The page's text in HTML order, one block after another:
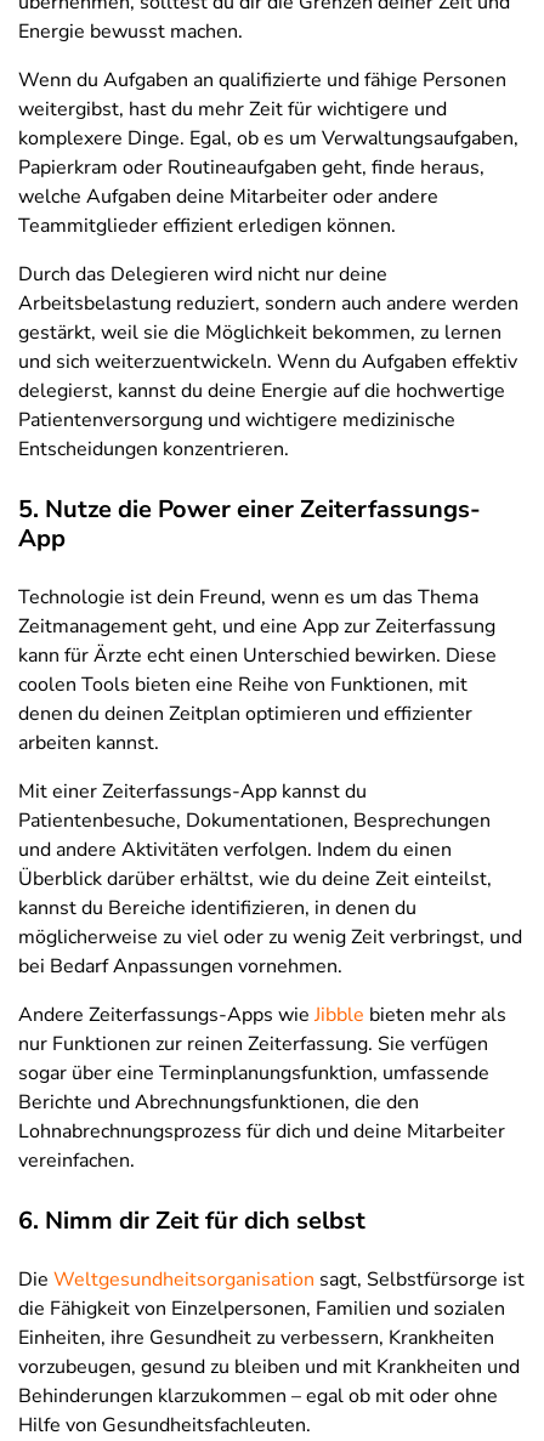
Energie bewusst machen.
Wenn du Aufgaben an qualifizierte und fähige Personen
weitergibst, hast du mehr Zeit für wichtigere und
komplexere Dinge. Egal, ob es um Verwaltungsaufgaben,
Papierkram oder Routineaufgaben geht, finde heraus,
welche Aufgaben deine Mitarbeiter oder andere
Teammitglieder effizient erledigen können.
Durch das Delegieren wird nicht nur deine
Arbeitsbelastung reduziert, sondern auch andere werden
gestärkt, weil sie die Möglichkeit bekommen, zu lernen
und sich weiterzuentwickeln. Wenn du Aufgaben effektiv
delegierst, kannst du deine Energie auf die hochwertige
Patientenversorgung und wichtigere medizinische
Entscheidungen konzentrieren.
5. Nutze die Power einer Zeiterfassungs-
App
Technologie ist dein Freund, wenn es um das Thema
Zeitmanagement geht, und eine App zur Zeiterfassung
kann für Ärzte echt einen Unterschied bewirken. Diese
coolen Tools bieten eine Reihe von Funktionen, mit
denen du deinen Zeitplan optimieren und effizienter
arbeiten kannst.
Mit einer Zeiterfassungs-App kannst du
Patientenbesuche, Dokumentationen, Besprechungen
und andere Aktivitäten verfolgen. Indem du einen
Überblick darüber erhältst, wie du deine Zeit einteilst,
kannst du Bereiche identifizieren, in denen du
möglicherweise zu viel oder zu wenig Zeit verbringst, und
bei Bedarf Anpassungen vornehmen.
Andere Zeiterfassungs-Apps wieJibble bieten mehr als
nur Funktionen zur reinen Zeiterfassung. Sie verfügen
sogar über eine Terminplanungsfunktion, umfassende
Berichte und Abrechnungsfunktionen, die den
Lohnabrechnungsprozess für dich und deine Mitarbeiter
vereinfachen.
6. Nimm dir Zeit für dich selbst
Die Weltgesundheitsorganisation sagt, Selbstfürsorge ist
die Fähigkeit von Einzelpersonen, Familien und sozialen
Einheiten, ihre Gesundheit zu verbessern, Krankheiten
vorzubeugen, gesund zu bleiben und mit Krankheiten und
Behinderungen klarzukommen – egal ob mit oder ohne
Hilfe von Gesundheitsfachleuten.